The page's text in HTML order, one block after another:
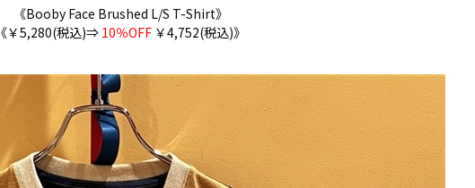
《Booby Face Brushed L/S T-Shirt》
《￥5,280(税込)⇒ 10％OFF ￥4,752(税込)》